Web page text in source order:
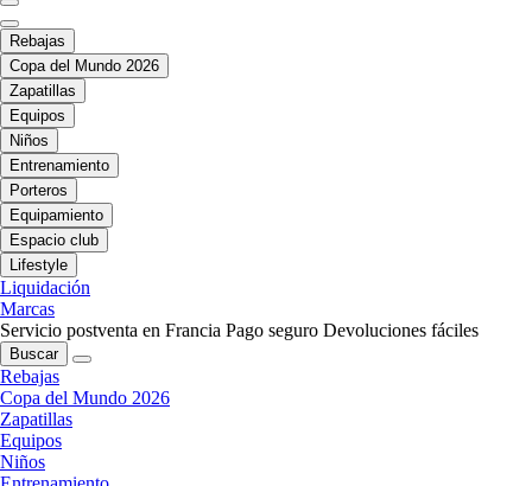
Rebajas
Copa del Mundo 2026
Zapatillas
Equipos
Niños
Entrenamiento
Porteros
Equipamiento
Espacio club
Lifestyle
Liquidación
Marcas
Servicio postventa en Francia Pago seguro Devoluciones fáciles
Buscar
Rebajas
Copa del Mundo 2026
Zapatillas
Equipos
Niños